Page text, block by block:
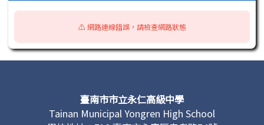
⚠️ 網路連線錯誤，請檢查網路狀態
臺南市市立永仁高級中學
Tainan Municipal Yongren High School